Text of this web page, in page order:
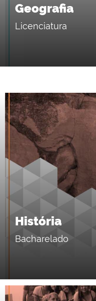
Geografia
Licenciatura
História
Bacharelado